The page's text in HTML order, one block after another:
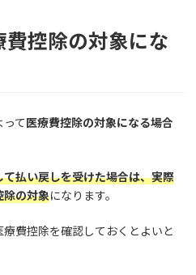
控除の対象にな
て医療費控除の対象になる場合
て払い戻しを受けた場合は、実際
除の対象になります。
費控除を確認しておくとよいと